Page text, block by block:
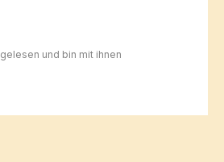
gelesen und bin mit ihnen